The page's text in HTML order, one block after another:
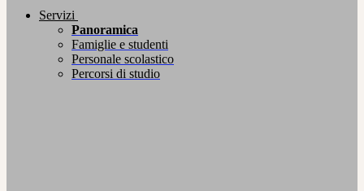
Servizi
Panoramica
Famiglie e studenti
Personale scolastico
Percorsi di studio